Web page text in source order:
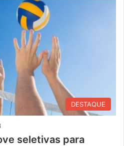
DESTAQUE
seletivas para